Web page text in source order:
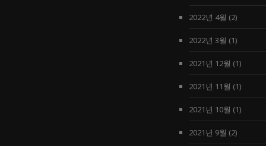
2022년 4월 (2)
2022년 3월 (1)
2021년 12월 (1)
2021년 11월 (1)
2021년 10월 (1)
2021년 9월 (2)